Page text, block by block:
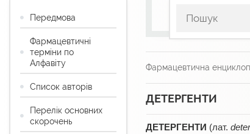
Фармацевтична
ДЕТЕРГЕНТИ
ДЕТЕРГЕНТИ (лат.
Передмова
Фармацевтичні
терміни по
Алфавіту
Список авторів
Перелік основних
скорочень